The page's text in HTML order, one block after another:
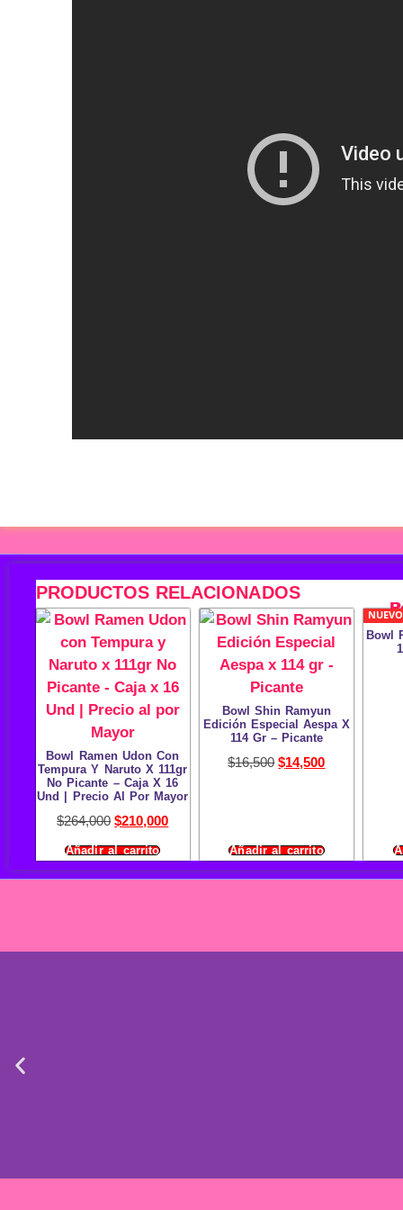
PRODUCTOS RELACIONADOS
Bowl Ramen Udon Con
Tempura Y Naruto X 111gr
No Picante – Caja X 16
Und | Precio Al Por Mayor
$264,000 $210,000
Añadir al carrito
Bowl Shin Ramyun
Edición Especial Aespa X
114 Gr – Picante
$16,500 $14,500
Añadir al carrito
NUEVO
Bowl